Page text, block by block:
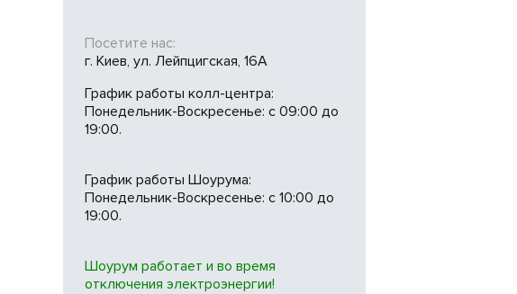
Посетите нас:
г. Киев, ул. Лейпцигская, 16А
График работы колл-центра:
Понедельник-Воскресенье: с 09:00 до
19:00.
График работы Шоурума:
Понедельник-Воскресенье: с 10:00 до
19:00.
Шоурум работает и во время
отключения электроэнергии!